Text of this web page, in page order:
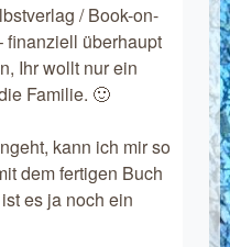
/ Book-on-
finanziell überhaupt
Ihr wollt nur ein
Familie. 🙂
kann ich mir so
dem fertigen Buch
es ja noch ein